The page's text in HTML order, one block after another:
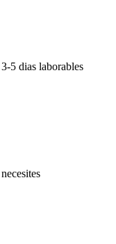
5 dias laborables